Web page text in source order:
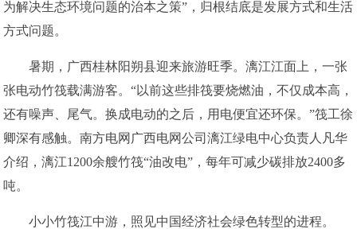
为解决生态环境问题的治本之策”，归根结底是发展方式和生活
方式问题。
暑期，广西桂林阳朔县迎来旅游旺季。漓江江面上，一张
张电动竹筏载满游客。“以前这些排筏要烧燃油，不仅成本高，
还有噪声、尾气。换成电动的之后，用电便宜还环保。”筏工徐
卿深有感触。南方电网广西电网公司漓江绿电中心负责人凡华
介绍，漓江1200余艘竹筏“油改电”，每年可减少碳排放2400多
吨。
小小竹筏江中游，照见中国经济社会绿色转型的进程。